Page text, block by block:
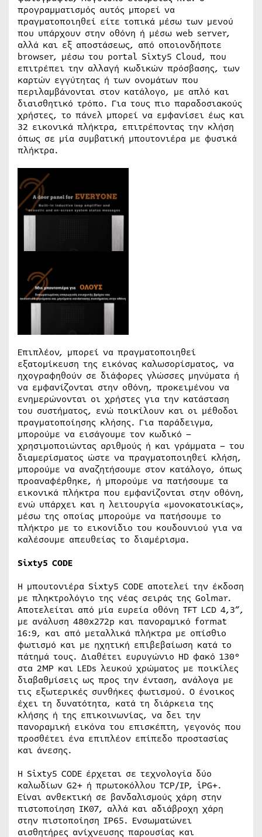
προγραμματισμός αυτός μπορεί να
πραγματοποιηθεί είτε τοπικά μέσω των μενού
που υπάρχουν στην οθόνη ή μέσω web server,
αλλά και εξ αποστάσεως, από οποιονδήποτε
browser, μέσω του portal Sixty5 Cloud, που
επιτρέπει την αλλαγή κωδικών πρόσβασης, των
καρτών εγγύτητας ή των ονομάτων που
περιλαμβάνονται στον κατάλογο, με απλό και
διαισθητικό τρόπο. Για τους πιο παραδοσιακούς
χρήστες, το πάνελ μπορεί να εμφανίσει έως και
32 εικονικά πλήκτρα, επιτρέποντας την κλήση
όπως σε μία συμβατική μπουτονιέρα με φυσικά
πλήκτρα.
Επιπλέον, μπορεί να πραγματοποιηθεί
εξατομίκευση της εικόνας καλωσορίσματος, να
ηχογραφηθούν σε διάφορες γλώσσες μηνύματα ή
να εμφανίζονται στην οθόνη, προκειμένου να
ενημερώνονται οι χρήστες για την κατάσταση
του συστήματος, ενώ ποικίλουν και οι μέθοδοι
πραγματοποίησης κλήσης. Για παράδειγμα,
μπορούμε να εισάγουμε τον κωδικό –
χρησιμοποιώντας αριθμούς ή και γράμματα – του
διαμερίσματος ώστε να πραγματοποιηθεί κλήση,
μπορούμε να αναζητήσουμε στον κατάλογο, όπως
προαναφέρθηκε, ή μπορούμε να πατήσουμε τα
εικονικά πλήκτρα που εμφανίζονται στην οθόνη,
ενώ υπάρχει και η λειτουργία «μονοκατοικίας»,
μέσω της οποίας μπορούμε να πατήσουμε το
πλήκτρο με το εικονίδιο του κουδουνιού για να
καλέσουμε απευθείας το διαμέρισμα.
Sixty5 CODE
Η μπουτονιέρα Sixty5 CODE αποτελεί την έκδοση
με πληκτρολόγιο της νέας σειράς της Golmar.
Αποτελείται από μία ευρεία οθόνη TFT LCD 4,3”,
με ανάλυση 480x272p και πανοραμικό format
16:9, και από μεταλλικά πλήκτρα με οπίσθιο
φωτισμό και με ηχητική επιβεβαίωση κατά το
πάτημά τους. Διαθέτει ευρυγώνιο HD φακό 130°
στα 2MP και LEDs λευκού χρώματος με ποικίλες
διαβαθμίσεις ως προς την ένταση, ανάλογα με
τις εξωτερικές συνθήκες φωτισμού. Ο ένοικος
έχει τη δυνατότητα, κατά τη διάρκεια της
κλήσης ή της επικοινωνίας, να δει την
πανοραμική εικόνα του επισκέπτη, γεγονός που
προσθέτει ένα επιπλέον επίπεδο προστασίας
και άνεσης.
Η Sixty5 CODE έρχεται σε τεχνολογία δύο
καλωδίων G2+ ή πρωτοκόλλου TCP/IP, iPG+.
Είναι ανθεκτική σε βανδαλισμούς χάρη στην
πιστοποίηση IK07, αλλά και αδιάβροχη χάρη
στην πιστοποίηση IP65. Ενσωματώνει
αισθητήρες ανίχνευσης παρουσίας και